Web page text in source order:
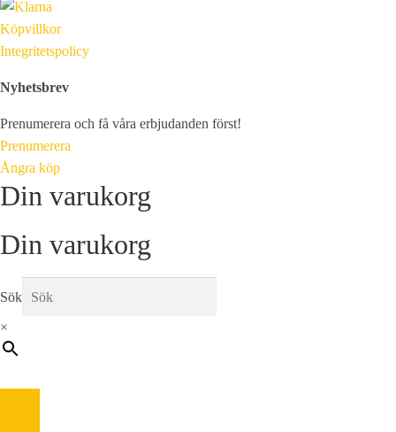
Köpvillkor
Integritetspolicy
Nyhetsbrev
Prenumerera och få våra erbjudanden först!
Prenumerera
Ångra köp
Din varukorg
Din varukorg
Sök
×